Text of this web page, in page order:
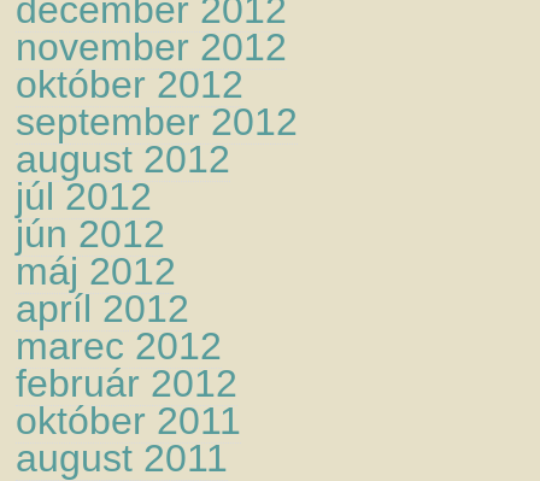
december 2012
november 2012
október 2012
september 2012
august 2012
júl 2012
jún 2012
máj 2012
apríl 2012
marec 2012
február 2012
október 2011
august 2011